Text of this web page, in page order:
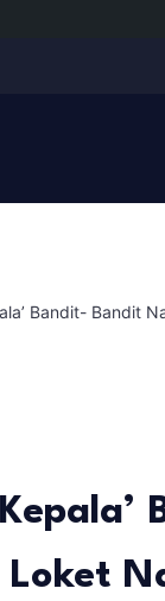
Bandit- Bandit